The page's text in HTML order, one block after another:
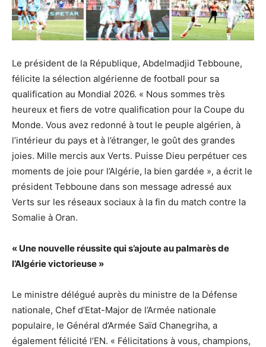
Le président de la République, Abdelmadjid Tebboune,
félicite la sélection algérienne de football pour sa
qualification au Mondial 2026. « Nous sommes très
heureux et fiers de votre qualification pour la Coupe du
Monde. Vous avez redonné à tout le peuple algérien, à
l’intérieur du pays et à l’étranger, le goût des grandes
joies. Mille mercis aux Verts. Puisse Dieu perpétuer ces
moments de joie pour l’Algérie, la bien gardée », a écrit le
président Tebboune dans son message adressé aux
Verts sur les réseaux sociaux à la fin du match contre la
Somalie à Oran.
« Une nouvelle réussite qui s’ajoute au palmarès de
l’Algérie victorieuse »
Le ministre délégué auprès du ministre de la Défense
nationale, Chef d’Etat-Major de l’Armée nationale
populaire, le Général d’Armée Saïd Chanegriha, a
également félicité l’EN. « Félicitations à vous, champions,